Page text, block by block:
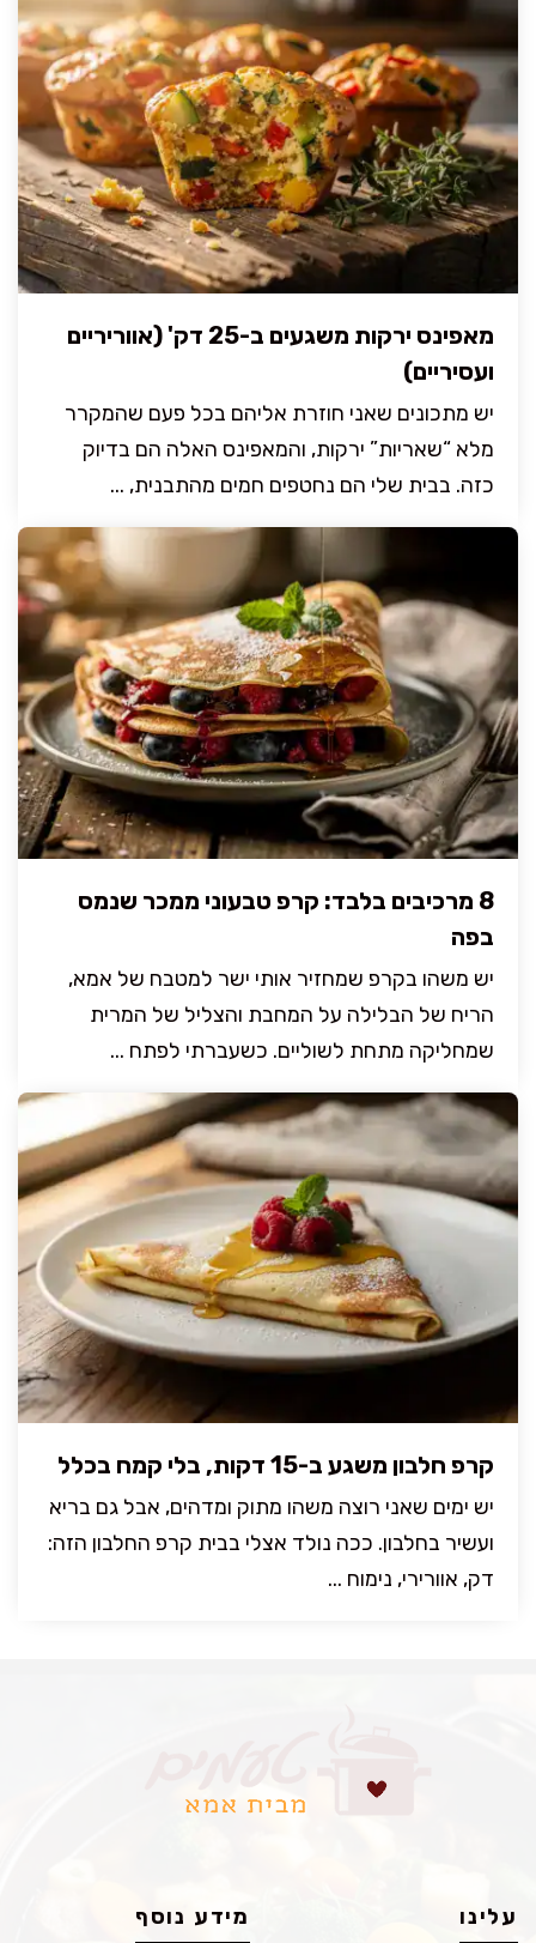
מאפינס ירקות משגעים ב-25 דק' (אווריריים
ועסיריים)
יש מתכונים שאני חוזרת אליהם בכל פעם שהמקרר
מלא “שאריות” ירקות, והמאפינס האלה הם בדיוק
כזה. בבית שלי הם נחטפים חמים מהתבנית, ...
8 מרכיבים בלבד: קרפ טבעוני ממכר שנמס
בפה
יש משהו בקרפ שמחזיר אותי ישר למטבח של אמא,
הריח של הבלילה על המחבת והצליל של המרית
שמחליקה מתחת לשוליים. כשעברתי לפתח ...
קרפ חלבון משגע ב-15 דקות, בלי קמח בכלל
יש ימים שאני רוצה משהו מתוק ומדהים, אבל גם בריא
ועשיר בחלבון. ככה נולד אצלי בבית קרפ החלבון הזה:
דק, אוורירי, נימוח ...
עלינו מידע נוסף